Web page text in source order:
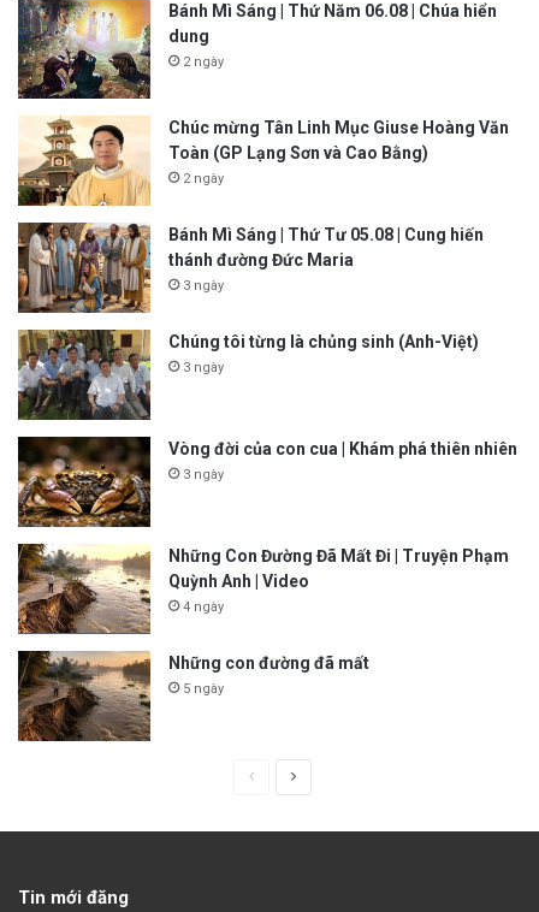
Bánh Mì Sáng | Thứ Năm 06.08 | Chúa hiển
dung
2 ngày
Chúc mừng Tân Linh Mục Giuse Hoàng Văn
Toàn (GP Lạng Sơn và Cao Bằng)
2 ngày
Bánh Mì Sáng | Thứ Tư 05.08 | Cung hiến
thánh đường Đức Maria
3 ngày
Chúng tôi từng là chủng sinh (Anh-Việt)
3 ngày
Vòng đời của con cua | Khám phá thiên nhiên
3 ngày
Những Con Đường Đã Mất Đi | Truyện Phạm
Quỳnh Anh | Video
4 ngày
Những con đường đã mất
5 ngày
Tin mới đăng